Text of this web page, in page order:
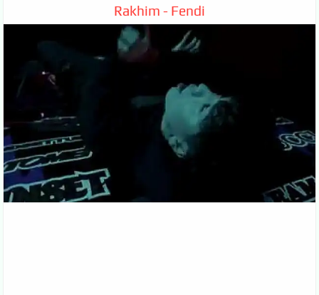
Rakhim - Fendi